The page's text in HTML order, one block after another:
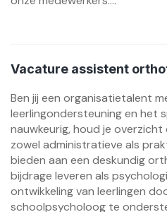
Vacature assistent
Ben jij een organisatietalent
leerlingondersteuning en het
nauwkeurig, houd je overzicht
zowel administratieve als
bieden aan een deskundig
bijdrage leveren als
ontwikkeling van leerlingen
schoolpsycholoog te